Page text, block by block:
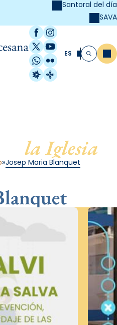
Santoral del día
SAVA
Facebook
Instagram
X / Twitter
YouTube
WhatsApp
Flickr
Radio Estel
Catalunya
ES Buscar
la Iglesia
Josep Maria Blanquet